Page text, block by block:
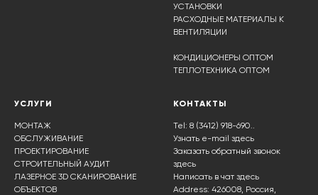
УСТАНОВКИ
РАСХОДНЫЕ МАТЕРИАЛЫ К
ВЕНТИЛЯЦИИ
КОНДИЦИОНЕРЫ ОПТОМ
ТЕПЛОТЕХНИКА ОПТОМ
УСЛУГИ
МОНТАЖ
ОБСЛУЖИВАНИЕ
ПРОЕКТИРОВАНИЕ
СТРОИТЕЛЬНЫЙ АУДИТ
ЛАЗЕРНОЕ 3D СКАНИРОВАНИЕ
ОБЪЕКТОВ
КОНТАКТЫ
Tel: 8 (3412) 918-690..
Узнать e-mail здесь
Заказать обратный звонок
здесь
Написать в чат здесь
Address: 426008, Россия,